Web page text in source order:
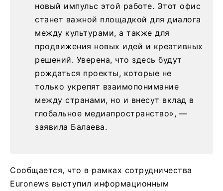
новый импульс этой работе. Этот офис
станет важной площадкой для диалога
между культурами, а также для
продвижения новых идей и креативных
решений. Уверена, что здесь будут
рождаться проекты, которые не
только укрепят взаимопонимание
между странами, но и внесут вклад в
глобальное медиапространство», —
заявила Балаева.
Сообщается, что в рамках сотрудничества
Euronews выступил информационным